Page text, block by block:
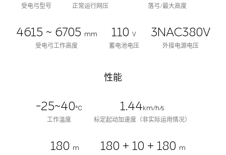
受电弓型号
正常运行网压
落弓/最大高度
4615 ~ 6705 mm
受电弓工作高度
110 V
蓄电池电压
3NAC380V
外接电源电压
性能
-25~40℃
工作温度
1.44 km/h/s
标定起动加速度（非实际运用情况）
180 m
180 + 10 + 180 m